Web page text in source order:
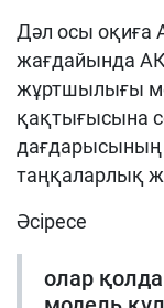
Дәл осы оқиға
жағдайында
жұртшылығы
қақтығысына
дағдарысының
таңқаларлық
Әсіресе
олар